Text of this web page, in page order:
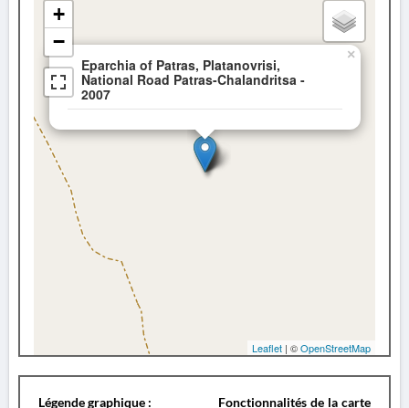
Eparchia of Patras, Platanovrisi,
National Road Patras-Chalandritsa -
2007
×
+
−
Leaflet | ©OpenStreetMap
Légende graphique :
Fonctionnalités de la carte